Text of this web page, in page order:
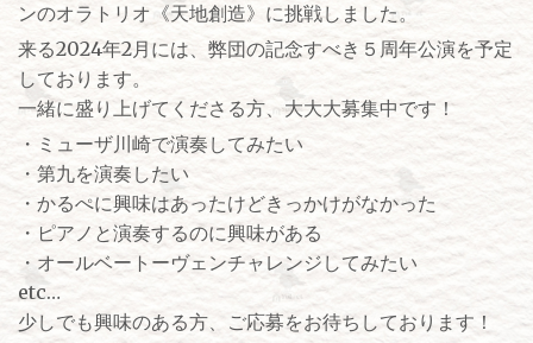
ンのオラトリオ《天地創造》に挑戦しました。
来る2024年2月には、弊団の記念すべき５周年公演を予定
しております。
一緒に盛り上げてくださる方、大大大募集中です！
・ミューザ川崎で演奏してみたい
・第九を演奏したい
・かるぺに興味はあったけどきっかけがなかった
・ピアノと演奏するのに興味がある
・オールベートーヴェンチャレンジしてみたい
etc…
少しでも興味のある方、ご応募をお待ちしております！